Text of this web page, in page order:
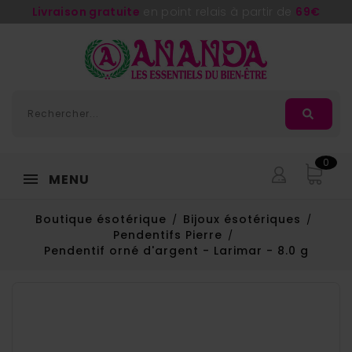
Livraison gratuite 69€
MENU
0
Boutique ésotérique
Bijoux ésotériques
Pendentifs Pierre
Pendentif orné d'argent - Larimar - 8.0 g